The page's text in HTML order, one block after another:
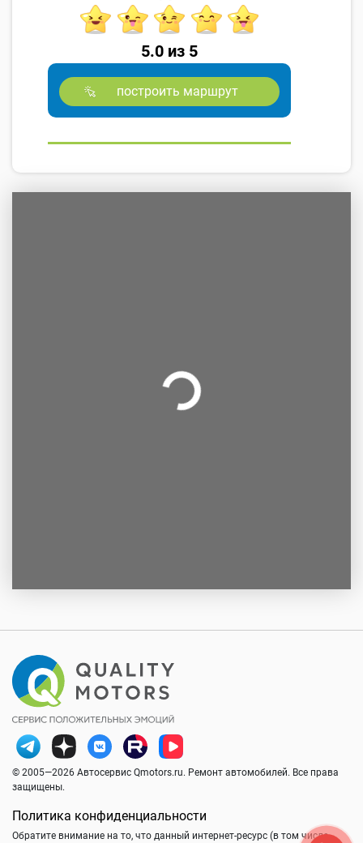
5.0 из 5
построить маршрут
© 2005—2026 Автосервис Qmotors.ru. Ремонт автомобилей. Все права
защищены.
Политика конфиденциальности
Обратите внимание на то, что данный интернет-ресурс (в том числе